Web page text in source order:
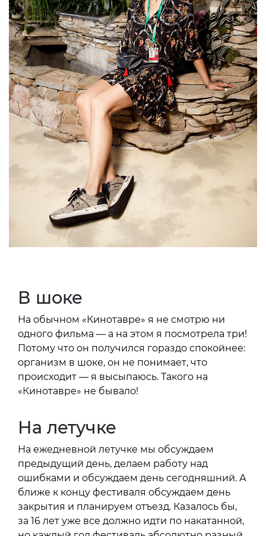
В шоке
На обычном «Кинотавре» я не смотрю ни
одного фильма — а на этом я посмотрела три!
Потому что он получился гораздо спокойнее:
организм в шоке, он не понимает, что
происходит — я высыпаюсь. Такого на
«Кинотавре» не бывало!
На летучке
На ежедневной летучке мы обсуждаем
предыдущий день, делаем работу над
ошибками и обсуждаем день сегодняшний. А
ближе к концу фестиваля обсуждаем день
закрытия и планируем отъезд. Казалось бы,
за 16 лет уже все должно идти по накатанной,